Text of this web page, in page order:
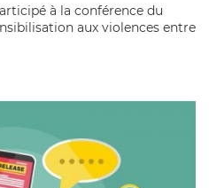
à la conférence du
aux violences entre